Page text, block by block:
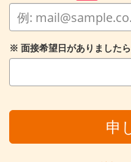
※ 面接希望日がありました
申